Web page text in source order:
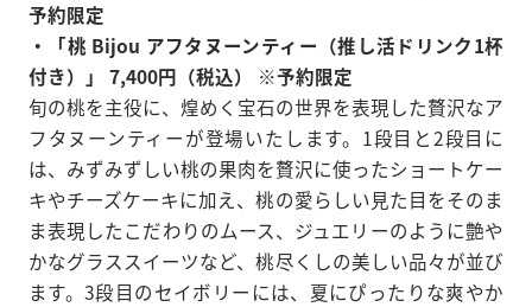
予約限定
・「桃 Bijou アフタヌーンティー（推し活ドリンク1杯
付き）」 7,400円（税込） ※予約限定
旬の桃を主役に、煌めく宝石の世界を表現した贅沢なア
フタヌーンティーが登場いたします。1段目と2段目に
は、みずみずしい桃の果肉を贅沢に使ったショートケー
キやチーズケーキに加え、桃の愛らしい見た目をそのま
ま表現したこだわりのムース、ジュエリーのように艶や
かなグラススイーツなど、桃尽くしの美しい品々が並び
ます。3段目のセイボリーには、夏にぴったりな爽やか